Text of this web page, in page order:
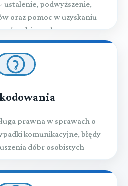
ustalenie, podwyższenie,
oraz pomoc w uzyskaniu
rodzinnych
prawna w sprawach o
komunikacyjne, błędy
dóbr osobistych